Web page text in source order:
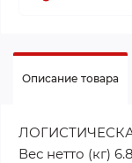
Описание товара
Вес нетто (кг)